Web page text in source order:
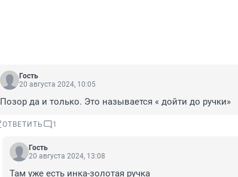
Гость
20 августа 2024, 10:05
Позор да и только. Это называется « дойти до ручки»
ОТВЕТИТЬ 1
Гость
20 августа 2024, 13:08
Там уже есть инка-золотая ручка